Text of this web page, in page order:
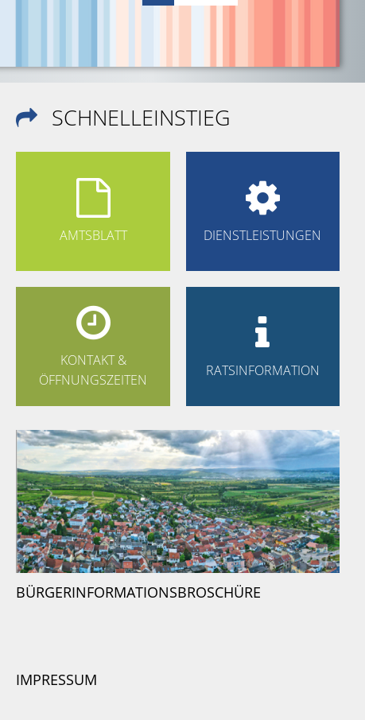
 SCHNELLEINSTIEG

AMTSBLATT

DIENSTLEISTUNGEN

KONTAKT &
ÖFFNUNGSZEITEN

RATSINFORMATION
BÜRGERINFORMATIONSBROSCHÜRE
IMPRESSUM